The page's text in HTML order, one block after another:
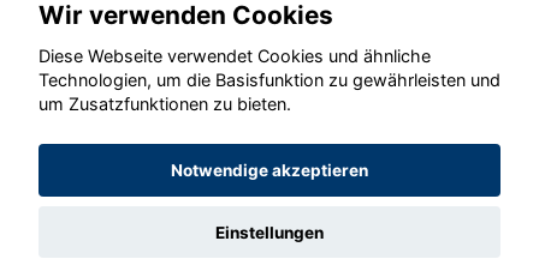
© konjunkturmotor.de GmbH 2020 - 2026
Wir verwenden Cookies
Diese Webseite verwendet Cookies und ähnliche
Technologien, um die Basisfunktion zu gewährleisten und
um Zusatzfunktionen zu bieten.
Notwendige akzeptieren
Einstellungen